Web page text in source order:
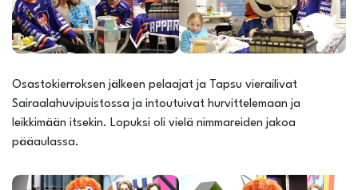
Osastokierroksen jälkeen pelaajat ja Tapsu vierailivat
Sairaalahuvipuistossa ja intoutuivat hurvittelemaan ja
leikkimään itsekin. Lopuksi oli vielä nimmareiden jakoa
pääaulassa.